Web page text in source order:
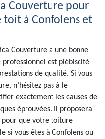
Couverture pour
toit à Confolens et
Couverture a une bonne
professionnel est plébiscité
de qualité. Si vous
n’hésitez pas à le
exactement les causes de
éprouvées. Il proposera
pour que votre toiture
si vous êtes à Confolens ou